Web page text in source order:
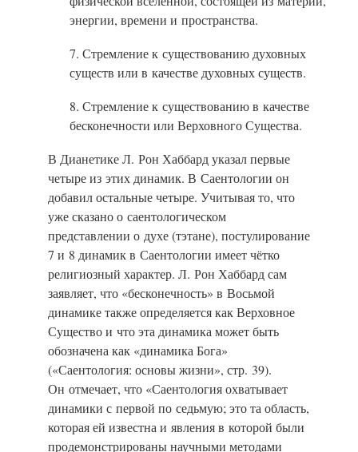
энергии, времени и пространства.
7. Стремление к существованию духовных
существ или в качестве духовных существ.
8. Стремление к существованию в качестве
бесконечности или Верховного Существа.
В Дианетике Л. Рон Хаббард указал первые
четыре из этих динамик. В Саентологии он
добавил остальные четыре. Учитывая то, что
уже сказано о саентологическом
представлении о духе (тэтане), постулирование
7 и 8 динамик в Саентологии имеет чётко
религиозный характер. Л. Рон Хаббард сам
заявляет, что «бесконечность» в Восьмой
динамике также определяется как Верховное
Существо и что эта динамика может быть
обозначена как «динамика Бога»
(«Саентология: основы жизни», стр. 39).
Он отмечает, что «Саентология охватывает
динамики с первой по седьмую; это та область,
которая ей известна и явления в которой были
продемонстрированы научными методами